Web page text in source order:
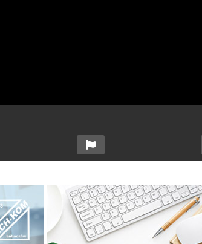
Wątki Folkloru Ludowego w
Józef